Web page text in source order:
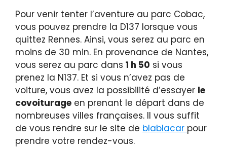
Pour venir tenter l’aventure au parc Cobac,
vous pouvez prendre la D137 lorsque vous
quittez Rennes. Ainsi, vous serez au parc en
moins de 30 min. En provenance de Nantes,
vous serez au parc dans 1 h 50 si vous
prenez la N137. Et si vous n’avez pas de
voiture, vous avez la possibilité d’essayer le
covoiturage en prenant le départ dans de
nombreuses villes françaises. Il vous suffit
de vous rendre sur le site de blablacar pour
prendre votre rendez-vous.